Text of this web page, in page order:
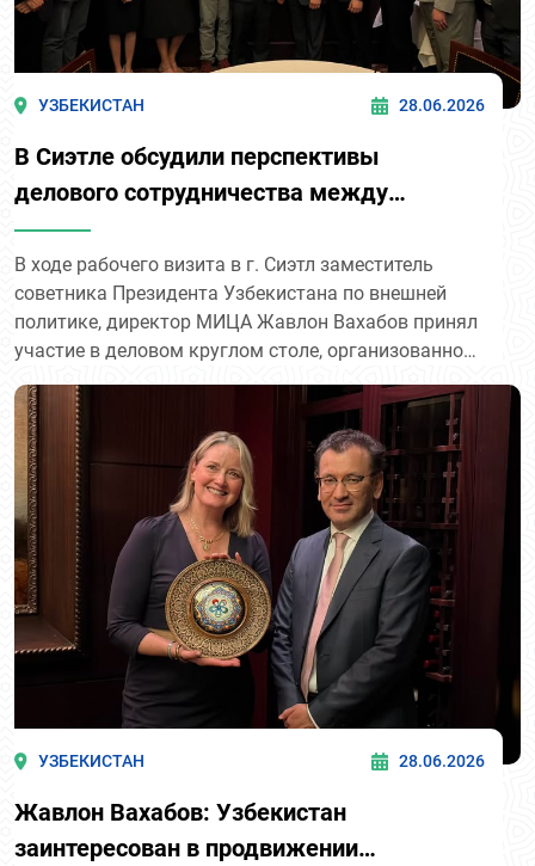
УЗБЕКИСТАН 28.06.2026
В Сиэтле обсудили перспективы
делового сотрудничества между
Узбекистаном и штатом Вашингтон
В ходе рабочего визита в г. Сиэтл заместитель
советника Президента Узбекистана по внешней
политике, директор МИЦА Жавлон Вахабов принял
участие в деловом круглом столе, организованном
организацией экономического развития «Greater
Seattle Partners».
УЗБЕКИСТАН 28.06.2026
Жавлон Вахабов: Узбекистан
заинтересован в продвижении